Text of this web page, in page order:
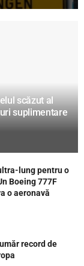
scăzut al
suplimentare
lung pentru o
Boeing 777F
o aeronavă
record de